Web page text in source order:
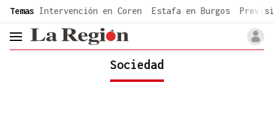
common.go-to-content
Temas Intervención en Coren Estafa en Burgos
header.menu.open
Sociedad